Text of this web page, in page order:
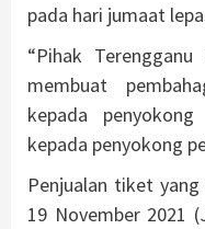
pada hari jumaat
“Pihak
membuat
kepada
kepada penyokong
Penjualan tiket
19 November 2021